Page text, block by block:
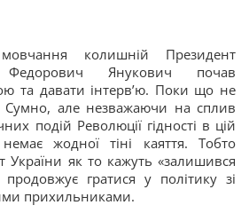
колишній Президент
Янукович почав
та давати інтерв’ю. Поки що не
Сумно, але незважаючи на сплив
подій Революції гідності в цій
жодної тіні каяття. Тобто
України як то кажуть «залишився
гратися у політику зі
прихильниками.